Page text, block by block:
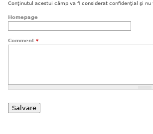
Conţinutul acestui câmp va fi considerat confidenţial şi nu
Homepage
Comment *